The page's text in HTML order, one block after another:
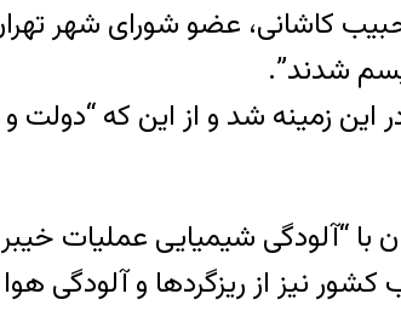
شدند”.
این زمینه شد و از این که
“آلودگی شیمیایی عملیات
نیز از ریزگردها و آلودگی